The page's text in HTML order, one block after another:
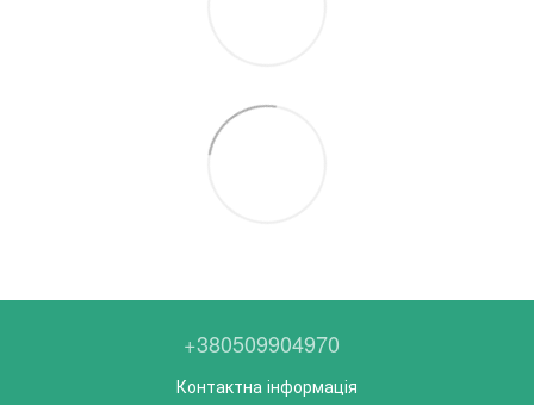
+380509904970
Контактна інформація